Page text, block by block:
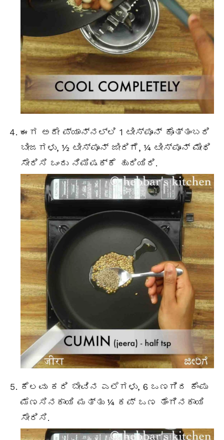
ಈಗ ಅದೇ ಪ್ಯಾನ್ನಲ್ಲಿ 1 ಟೀಸ್ಪೂನ್ ಕೊತ್ತಂಬರಿ
ಬೀಜಗಳು, ½ ಟೀಸ್ಪೂನ್ ಜೀರಿಗೆ, ¼ ಟೀಸ್ಪೂನ್ ಮೇಥಿ
ಸೇರಿಸಿ ಒಂದು ನಿಮಿಷಕ್ಕೆ ಹುರಿಯಿರಿ.
ಕೆಲವು ಕರಿ ಬೇವಿನ ಎಲೆಗಳು, 6 ಒಣಗಿದ ಕೆಂಪು
ಮೆಣಸಿನಕಾಯಿ ಮತ್ತು ¼ ಕಪ್ ಒಣ ತೆಂಗಿನಕಾಯಿ
ಸೇರಿಸಿ.